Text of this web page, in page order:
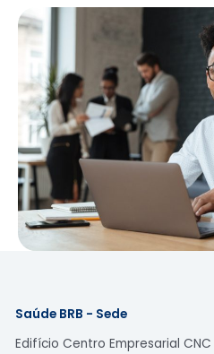
Saúde BRB - Sede
Edifício Centro Empresarial CNC